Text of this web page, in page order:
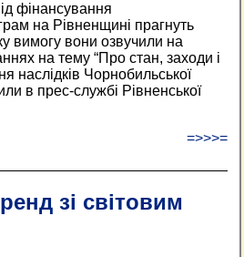
фінансування
на Рівненщині прагнуть
вимогу вони озвучили на
на тему “Про стан, заходи і
наслідків Чорнобильської
в прес-службі Рівненської
=>>>=
зі світовим